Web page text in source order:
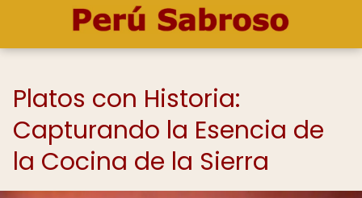
Platos con Historia:
Capturando la Esencia de
la Cocina de la Sierra